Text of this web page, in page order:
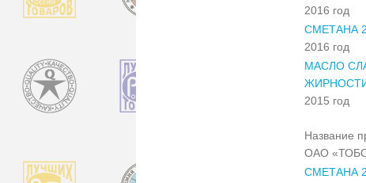
2016 год
СМЕТАНА
2016 год
МАСЛО
2015 год
Название
ОАО
СМЕТАНА